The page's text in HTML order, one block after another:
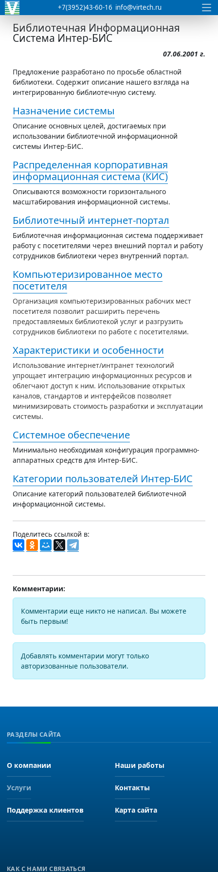
+7(3952)43-60-16 info@virtech.ru
Библиотечная Информационная
Система Интер-БИС
07.06.2001 г.
Предложение разработано по просьбе областной
библиотеки. Содержит описание нашего взгляда на
интегрированную библиотечную систему.
Назначение системы
Описание основных целей, достигаемых при
использовании библиотечной информационной
системы Интер-БИС.
Распределенная корпоративная
информационная система (КИС)
Описываются возможности горизонтального
масштабирования информационной системы.
Библиотечный интернет-портал
Библиотечная информационная система поддерживает
работу с посетителями через внешний портал и работу
сотрудников библиотеки через внутренний портал.
Компьютеризированное место
посетителя
Организация компьютеризированных рабочих мест
посетителя позволит расширить перечень
предоставляемых библиотекой услуг и разгрузить
сотрудников библиотеки по работе с посетителями.
Характеристики и особенности
Использование интернет/интранет технологий
упрощает интеграцию информационных ресурсов и
облегчают доступ к ним. Использование открытых
каналов, стандартов и интерфейсов позволяет
минимизировать стоимость разработки и эксплуатации
системы.
Системное обеспечение
Минимально необходимая конфигурация программно-
аппаратных средств для Интер-БИС.
Категории пользователей Интер-БИС
Описание категорий пользователей библиотечной
информационной системы.
Поделитесь ссылкой в:
Комментарии:
Комментарии еще никто не написал. Вы можете
быть первым!
Добавлять комментарии могут только
авторизованные пользователи.
РАЗДЕЛЫ САЙТА
О компании Наши работы
Услуги Контакты
Поддержка клиентов Карта сайта
КАК С НАМИ СВЯЗАТЬСЯ